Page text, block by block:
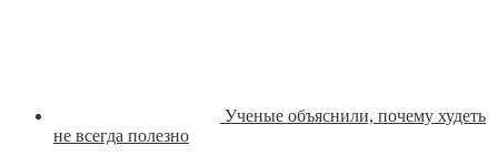
Ученые объяснили, почему худеть
не всегда полезно